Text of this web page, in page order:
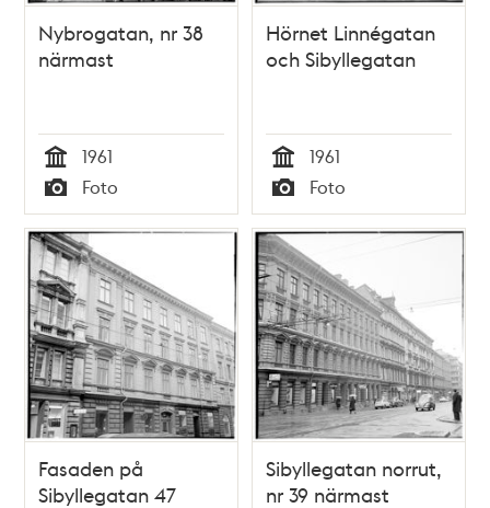
Nybrogatan, nr 38
närmast
Tid
1961
Typ
Foto
Hörnet Linnégatan
och Sibyllegatan
Tid
1961
Typ
Foto
Fasaden på
Sibyllegatan 47
Sibyllegatan norrut,
nr 39 närmast